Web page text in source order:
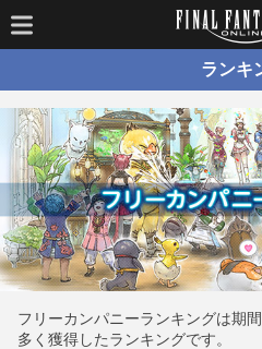
ランキ
フリーカンパニーランキングは期
多く獲得したランキングです。